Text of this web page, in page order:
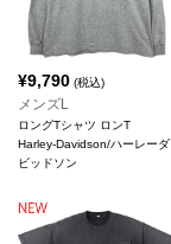
¥9,790 (税込)
メンズL
ロングTシャツ ロンT
Harley-Davidson/ハーレーダ
ビッドソン